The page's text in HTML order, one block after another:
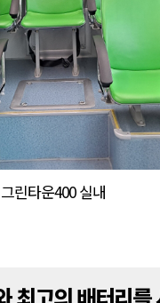
그린타운400 실내
최고의 배터리를